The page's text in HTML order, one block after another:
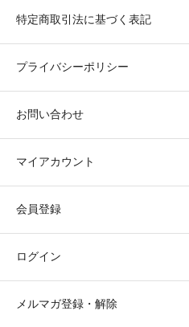
特定商取引法に基づく表記
プライバシーポリシー
お問い合わせ
マイアカウント
会員登録
ログイン
メルマガ登録・解除